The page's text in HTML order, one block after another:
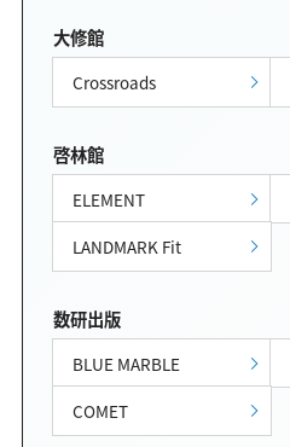
大修館
Crossroads
啓林館
ELEMENT
LANDMARK Fit
数研出版
BLUE MARBLE
COMET